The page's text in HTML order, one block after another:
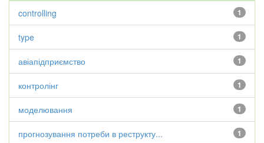
1
controlling
1
type
1
авіапідприємство
1
контролінг
1
моделювання
1
прогнозування потреби в реструкту...